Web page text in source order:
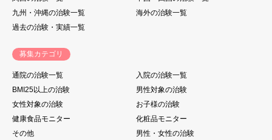
九州・沖縄の治験一覧
海外の治験一覧
過去の治験・実績一覧
募集カテゴリ
通院の治験一覧
入院の治験一覧
BMI25以上の治験
男性対象の治験
女性対象の治験
お子様の治験
健康食品モニター
化粧品モニター
その他
男性・女性の治験